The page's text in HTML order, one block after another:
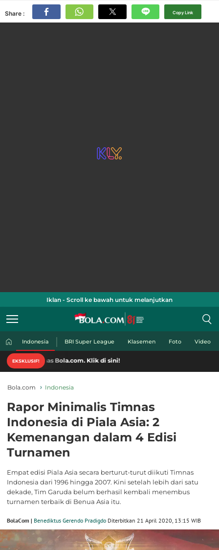
Share : Copy Link
Iklan - Scroll ke bawah untuk melanjutkan
Indonesia BRI Super League Klasemen Foto Video
EKSKLUSIF!
Bola.com. Klik di sini!
Bola.com Indonesia
Rapor Minimalis Timnas
Indonesia di Piala Asia: 2
Kemenangan dalam 4 Edisi
Turnamen
Empat edisi Piala Asia secara berturut-turut diikuti Timnas
Indonesia dari 1996 hingga 2007. Kini setelah lebih dari satu
dekade, Tim Garuda belum berhasil kembali menembus
turnamen terbaik di Benua Asia itu.
BolaCom | Benediktus Gerendo Pradigdo Diterbitkan 21 April 2020, 13:15 WIB